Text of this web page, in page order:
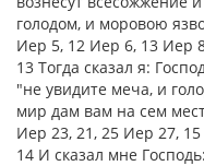
голодом, и моровою
Иер 5, 12 Иер 6, 13 Иер
13 Тогда сказал я:
"не увидите меча, и
мир дам вам на сем
Иер 23, 21, 25 Иер 27,
14 И сказал мне